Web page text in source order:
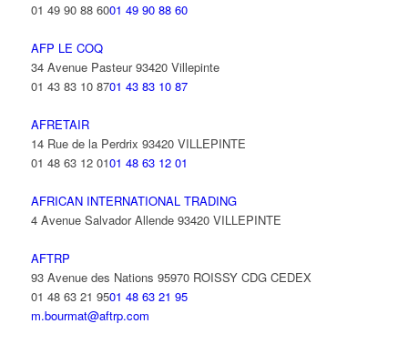
01 49 90 88 6001 49 90 88 60
AFP LE COQ
34 Avenue Pasteur 93420 Villepinte
01 43 83 10 8701 43 83 10 87
AFRETAIR
14 Rue de la Perdrix 93420 VILLEPINTE
01 48 63 12 0101 48 63 12 01
AFRICAN INTERNATIONAL TRADING
4 Avenue Salvador Allende 93420 VILLEPINTE
AFTRP
93 Avenue des Nations 95970 ROISSY CDG CEDEX
01 48 63 21 9501 48 63 21 95
m.bourmat@aftrp.com